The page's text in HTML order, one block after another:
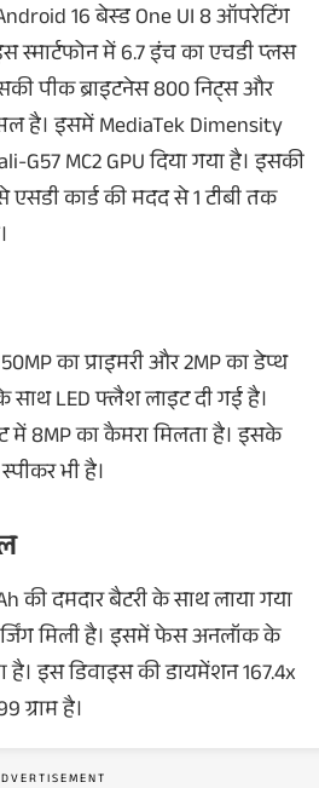
16 बेस्ड One UI 8 ऑपरेटिंग
स्मार्टफोन में 6.7 इंच का एचडी प्लस
पीक ब्राइटनेस 800 निट्स और
है। इसमें MediaTek Dimensity
G57 MC2 GPU दिया गया है। इसकी
एसडी कार्ड की मदद से 1 टीबी तक
का प्राइमरी और 2MP का डेप्थ
LED फ्लैश लाइट दी गई है।
8MP का कैमरा मिलता है। इसके
भी है।
की दमदार बैटरी के साथ लाया गया
मिली है। इसमें फेस अनलॉक के
है। इस डिवाइस की डायमेंशन 167.4x
ग्राम है।